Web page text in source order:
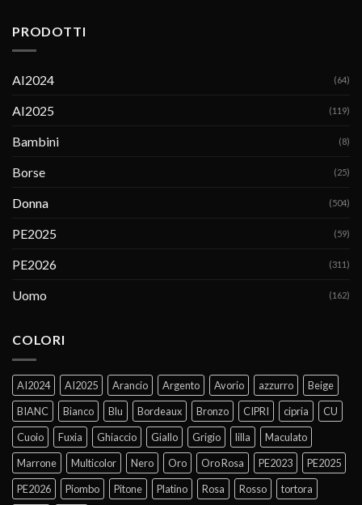
PRODOTTI
AI2024 (64)
AI2025 (119)
Bambini (8)
Borse (25)
Donna (504)
PE2025 (59)
PE2026 (311)
Uomo (162)
COLORI
AI2024 AI2025 Arancio Argento Avorio azzurro
Beige
BIANC
Bianco Blu Bordeaux Bronzo CIPRI cipria
CU
Cuoio
Fuxia Ghiaccio Giallo Grigio lilla
Maculato
Marrone
Multicolor Nero Oro Oro Rosa PE2023
PE2025
PE2026
Piombo Pitone Platino Rosa Rosso tortora